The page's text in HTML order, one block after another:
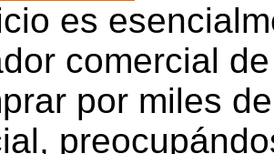
es
comercial
por miles